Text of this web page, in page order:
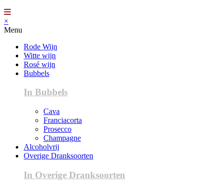
×
Menu
Rode Wijn
Witte wijn
Rosé wijn
Bubbels
In Bubbels
Cava
Franciacorta
Prosecco
Champagne
Alcoholvrij
Overige Dranksoorten
In Overige Dranksoorten